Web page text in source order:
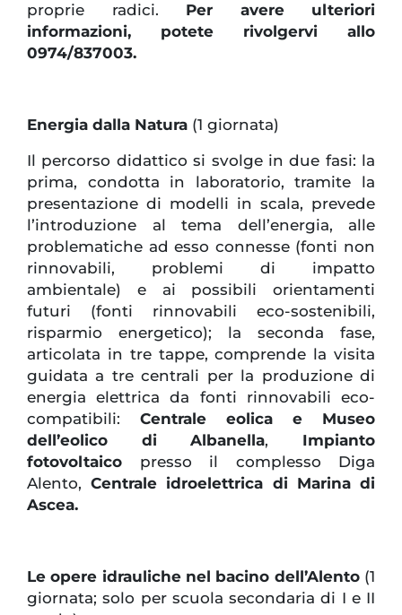
proprie radici. Per avere ulteriori
informazioni, potete rivolgervi allo
0974/837003.
Energia dalla Natura (1 giornata)
Il percorso didattico si svolge in due fasi: la
prima, condotta in laboratorio, tramite la
presentazione di modelli in scala, prevede
l’introduzione al tema dell’energia, alle
problematiche ad esso connesse (fonti non
rinnovabili, problemi di impatto
ambientale) e ai possibili orientamenti
futuri (fonti rinnovabili eco-sostenibili,
risparmio energetico); la seconda fase,
articolata in tre tappe, comprende la visita
guidata a tre centrali per la produzione di
energia elettrica da fonti rinnovabili eco-
compatibili: Centrale eolica e Museo
dell’eolico di Albanella, Impianto
fotovoltaico presso il complesso Diga
Alento,Centrale idroelettrica di Marina di
Ascea.
Le opere idrauliche nel bacino dell’Alento (1
giornata; solo per scuola secondaria di I e II